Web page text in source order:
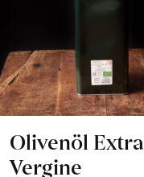
Olivenöl Extra
Vergine